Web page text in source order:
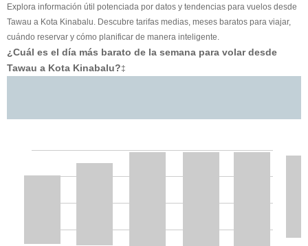
Explora información útil potenciada por datos y tendencias para vuelos desde
Tawau a Kota Kinabalu. Descubre tarifas medias, meses baratos para viajar,
cuándo reservar y cómo planificar de manera inteligente.
¿Cuál es el día más barato de la semana para volar desde
Tawau a Kota Kinabalu?‡